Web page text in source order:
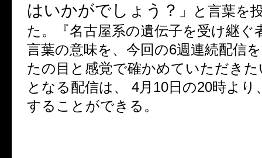
はいかがでしょう？ 」と言葉を
た。『名古屋系の遺伝子を受け継ぐ
言葉の意味を、今回の6週連続配信
たの目と感覚で確かめていただきた
となる配信は、
4月 10日の20時より
することができる。